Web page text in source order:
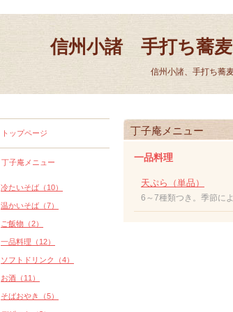
信州小諸 手打ち蕎
信州小諸、手打ち蕎
丁子庵メニュー
一品料理
天ぷら（単品）
6～7種類つき。季節に
トップページ
丁子庵メニュー
冷たいそば（10）
温かいそば（7）
ご飯物（2）
一品料理（12）
ソフトドリンク（4）
お酒（11）
そばおやき（5）